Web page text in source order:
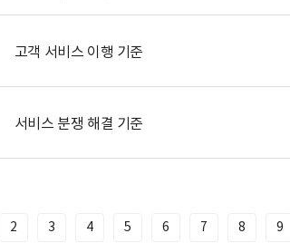
고객 서비스 이행 기준
서비스 분쟁 해결 기준
2 3 4 5 6 7 8 9